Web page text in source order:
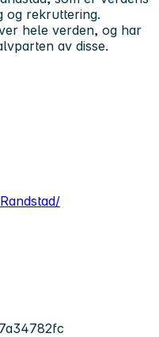
og rekruttering.
hele verden, og har
av disse.